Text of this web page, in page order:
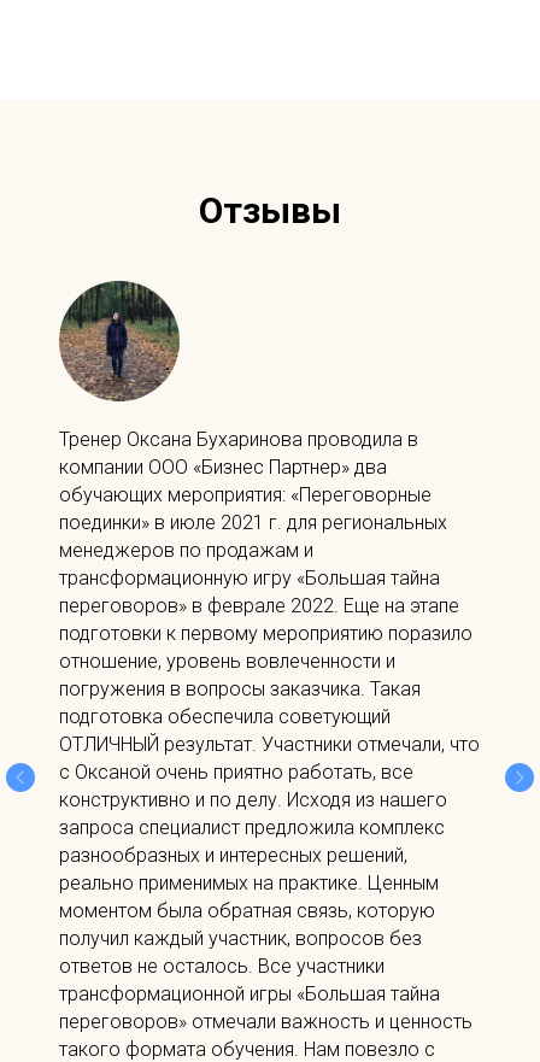
Отзывы
Тренер Оксана Бухаринова проводила в
компании ООО «Бизнес Партнер» два
обучающих мероприятия: «Переговорные
поединки» в июле 2021 г. для региональных
менеджеров по продажам и
трансформационную игру «Большая тайна
переговоров» в феврале 2022. Еще на этапе
подготовки к первому мероприятию поразило
отношение, уровень вовлеченности и
погружения в вопросы заказчика. Такая
подготовка обеспечила советующий
ОТЛИЧНЫЙ результат. Участники отмечали, что
с Оксаной очень приятно работать, все
конструктивно и по делу. Исходя из нашего
запроса специалист предложила комплекс
разнообразных и интересных решений,
реально применимых на практике. Ценным
моментом была обратная связь, которую
получил каждый участник, вопросов без
ответов не осталось. Все участники
трансформационной игры «Большая тайна
переговоров» отмечали важность и ценность
такого формата обучения. Нам повезло с